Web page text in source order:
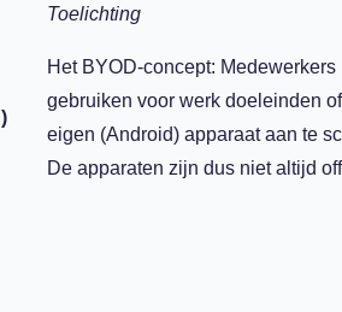
Toelichting
Het BYOD-concept:
gebruiken voor werk doeleinden
eigen (Android) apparaat aan te
De apparaten zijn dus niet altijd